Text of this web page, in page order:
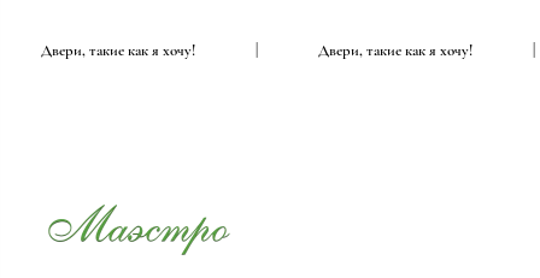
Двери, такие как я хочу! Двери, такие как я хочу!